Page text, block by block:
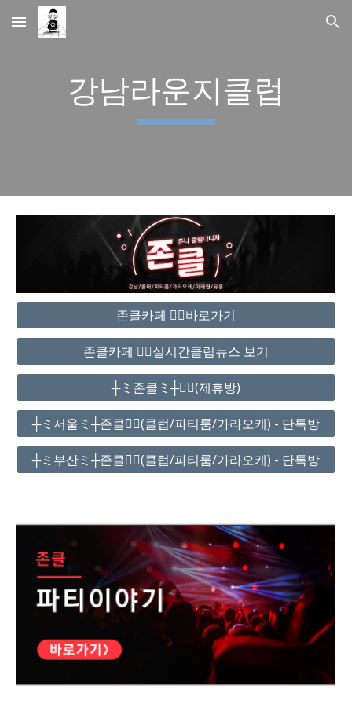
Skip to main content Skip to navigation
강남라운지클럽
존클카페 ❤️‍🔥바로가기
존클카페 ❤️‍🔥실시간클럽뉴스 보기
┼ミ존클ミ┼❤️‍🔥(제휴방)
┼ミ서울ミ┼존클❤️‍🔥(클럽/파티룸/가라오케) - 단톡방
┼ミ부산ミ┼존클❤️‍🔥(클럽/파티룸/가라오케) - 단톡방